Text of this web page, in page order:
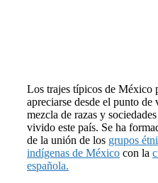
Los trajes típicos de México
apreciarse desde el punto de
mezcla de razas y
vivido este país. Se ha
de la unión de los grupos
indígenas de México con la
española.